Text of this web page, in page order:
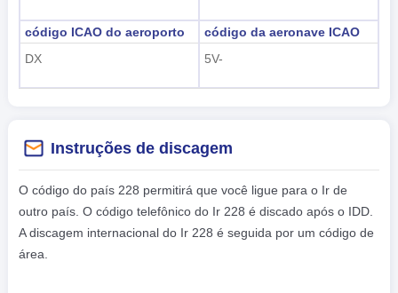
código ICAO do aeroporto
DX
código da aeronave ICAO
5V-
Instruções de discagem
O código do país 228 permitirá que você ligue para o Ir de
outro país. O código telefônico do Ir 228 é discado após o IDD.
A discagem internacional do Ir 228 é seguida por um código de
área.